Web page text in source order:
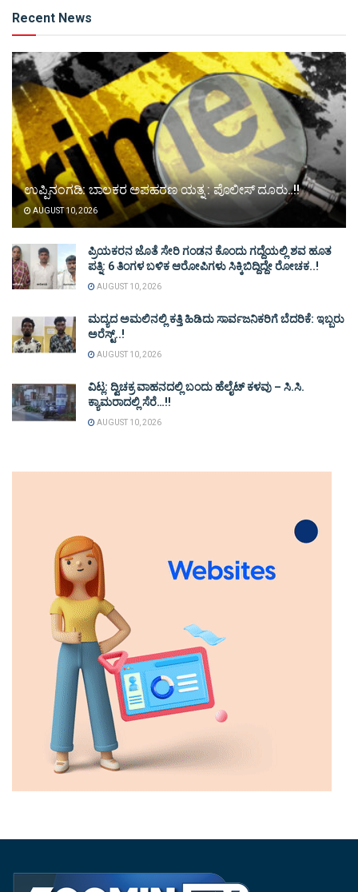
Recent News
ಉಪ್ಪಿನಂಗಡಿ: ಬಾಲಕರ ಅಪಹರಣ ಯತ್ನ : ಪೊಲೀಸ್ ದೂರು..!!
AUGUST 10, 2026
ಪ್ರಿಯಕರನ ಜೊತೆ ಸೇರಿ ಗಂಡನ ಕೊಂದು ಗದ್ದೆಯಲ್ಲಿ ಶವ ಹೂತ
ಪತ್ನಿ: 6 ತಿಂಗಳ ಬಳಿಕ ಆರೋಪಿಗಳು ಸಿಕ್ಕಿಬಿದ್ದಿದ್ದೇ ರೋಚಕ..!
AUGUST 10, 2026
ಮದ್ಯದ ಅಮಲಿನಲ್ಲಿ ಕತ್ತಿ ಹಿಡಿದು ಸಾರ್ವಜನಿಕರಿಗೆ ಬೆದರಿಕೆ: ಇಬ್ಬರು
ಅರೆಸ್ಟ್..!
AUGUST 10, 2026
ವಿಟ್ಲ: ದ್ವಿಚಕ್ರ ವಾಹನದಲ್ಲಿ ಬಂದು ಹೆಲೈಟ್ ಕಳವು – ಸಿ.ಸಿ.
ಕ್ಯಾಮರಾದಲ್ಲಿ ಸೆರೆ…!!
AUGUST 10, 2026